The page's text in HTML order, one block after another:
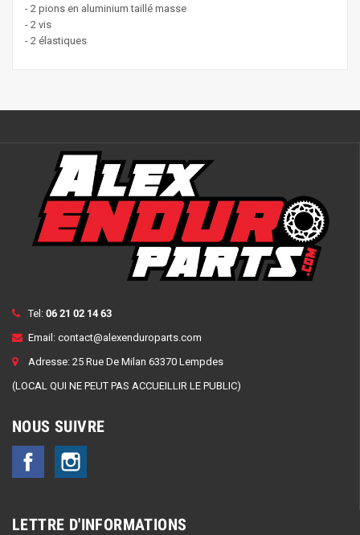
- 2 pions en aluminium taillé masse
- 2 vis
- 2 élastiques
Tel: 06 21 02 14 63
Email: contact@alexenduroparts.com
Adresse: 25 Rue De Milan 63370 Lempdes
(LOCAL QUI NE PEUT PAS ACCUEILLIR LE PUBLIC)
NOUS SUIVRE
Facebook
LETTRE D'INFORMATIONS